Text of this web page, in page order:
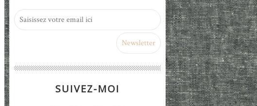
SUIVEZ-MOI